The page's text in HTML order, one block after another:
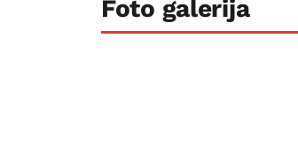
Foto galerija